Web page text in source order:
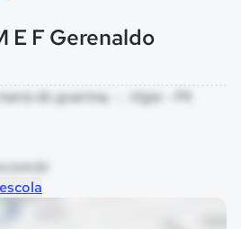
E F Gerenaldo
do guarima, - , Vigia - PA